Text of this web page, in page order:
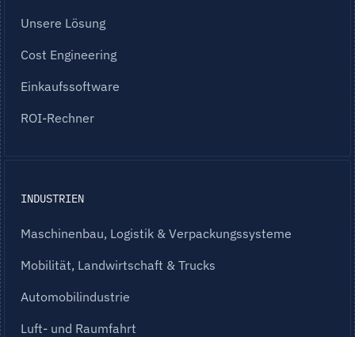
Unsere Lösung
Cost Engineering
Einkaufssoftware
ROI-Rechner
INDUSTRIEN
Maschinenbau, Logistik & Verpackungssysteme
Mobilität, Landwirtschaft & Trucks
Automobilindustrie
Luft- und Raumfahrt